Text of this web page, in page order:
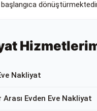
Nakliyat
Arası Evden Eve Nakliyat
başlangıca